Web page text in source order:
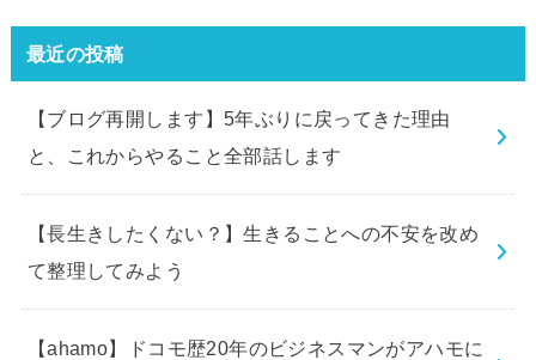
最近の投稿
【ブログ再開します】5年ぶりに戻ってきた理由
と、これからやること全部話します
【長生きしたくない？】生きることへの不安を改め
て整理してみよう
【ahamo】ドコモ歴20年のビジネスマンがアハモに